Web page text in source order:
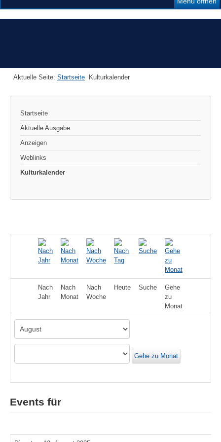
Aktuelle Seite: Startseite Kulturkalender
Startseite
Aktuelle Ausgabe
Anzeigen
Weblinks
Kulturkalender
Nach
Jahr
Nach
Monat
Nach
Woche
Heute Suche
Gehe
zu
Monat
Gehe zu Monat
Events für